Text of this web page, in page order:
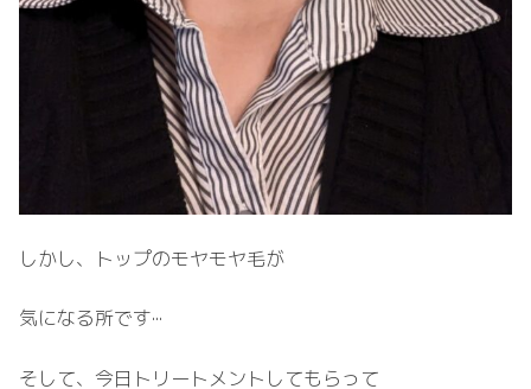
しかし、トップのモヤモヤ毛が
気になる所です···
そして、今日トリートメントしてもらって